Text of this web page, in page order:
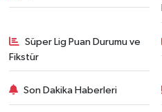
Süper Lig Puan Durumu ve
Fikstür
Son Dakika Haberleri